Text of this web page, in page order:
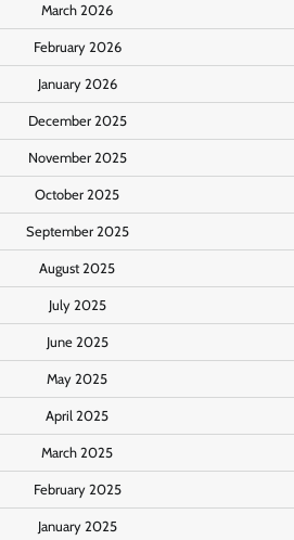
March 2026
February 2026
January 2026
December 2025
November 2025
October 2025
September 2025
August 2025
July 2025
June 2025
May 2025
April 2025
March 2025
February 2025
January 2025